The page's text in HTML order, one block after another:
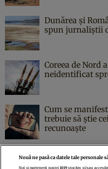
Dunărea și
spun jurnaliștii
Coreea de Nord
neidentificat
Cum se
trebuie să știe
recunoaște
Nouă ne pasă ca datele tale personale
Noi și partenerii noștri1019 stocăm și/sau